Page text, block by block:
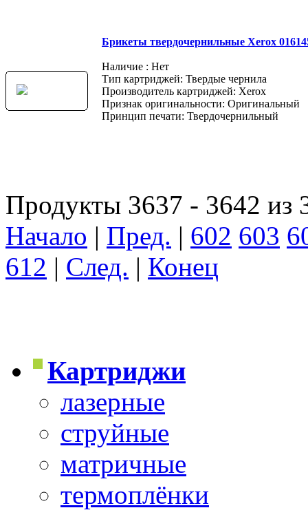
Брикеты твердочернильные Xerox
Наличие : Нет
Тип картриджей: Твердые чернила
Производитель картриджей: Xerox
Признак оригинальности: Оригинальный
Принцип печати: Твердочернильный
Продукты 3637 - 3642 из
Начало | Пред. | 602 603
612 | След. | Конец
Картриджи
лазерные
струйные
матричные
термоплёнки